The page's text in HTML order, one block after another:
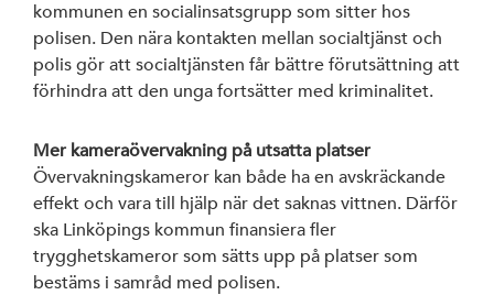
kommunen en socialinsatsgrupp som sitter hos
polisen. Den nära kontakten mellan socialtjänst och
polis gör att socialtjänsten får bättre förutsättning att
förhindra att den unga fortsätter med kriminalitet.
Mer kameraövervakning på utsatta platser
Övervakningskameror kan både ha en avskräckande
effekt och vara till hjälp när det saknas vittnen. Därför
ska Linköpings kommun finansiera fler
trygghetskameror som sätts upp på platser som
bestäms i samråd med polisen.